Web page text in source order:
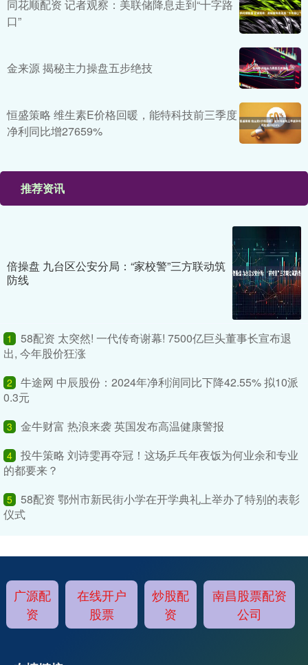
同花顺配资 记者观察：美联储降息走到“十字路
口”
金来源 揭秘主力操盘五步绝技
恒盛策略 维生素E价格回暖，能特科技前三季度
净利同比增27659%
推荐资讯
倍操盘 九台区公安分局：“家校警”三方联动筑
防线
1
58配资 太突然! 一代传奇谢幕! 7500亿巨头董事长宣布退
出, 今年股价狂涨
2
牛途网 中辰股份：2024年净利润同比下降42.55% 拟10派
0.3元
3 金牛财富 热浪来袭 英国发布高温健康警报
4 投牛策略 刘诗雯再夺冠！这场乒乓年夜饭为何业余和专业
的都要来？
5 58配资 鄂州市新民街小学在开学典礼上举办了特别的表彰
仪式
广源配
资
在线开户
股票
炒股配
资
南昌股票配资
公司